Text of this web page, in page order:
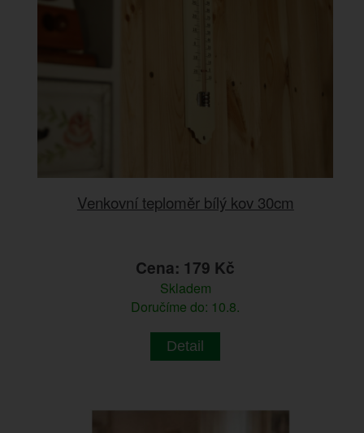
Venkovní teploměr bílý kov 30cm
Cena: 179 Kč
Skladem
Doručíme do: 10.8.
Detail